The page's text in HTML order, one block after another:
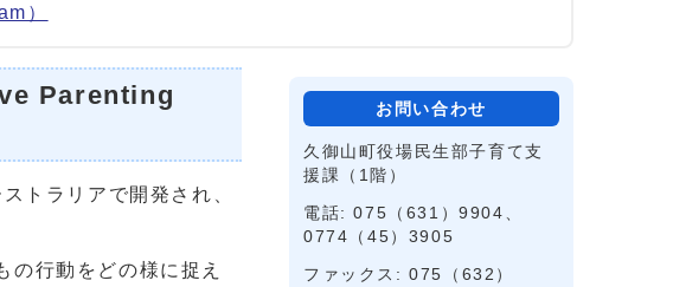
）
Parenting
ラリアで開発され、
行動をどの様に捉え
お問い合わせ
久御山町役場民生部子育て支
援課（1階）
電話: 075（631）9904、
0774（45）3905
ファックス: 075（632）